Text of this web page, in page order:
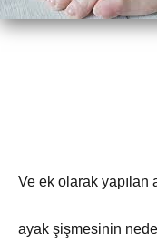
Ve ek olarak yapılan
ayak şişmesinin